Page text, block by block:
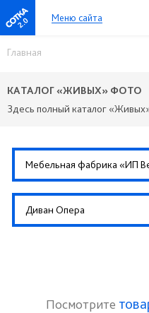
2.0 Меню сайта
Главная
КАТАЛОГ «ЖИВЫХ» ФОТО
Здесь полный каталог
Мебельная фабрика «ИП
Диван Опера
Посмотрите